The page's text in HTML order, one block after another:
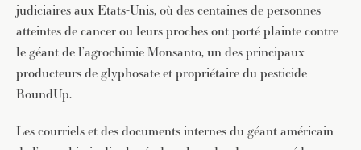
judiciaires aux Etats-Unis, où des centaines de personnes
atteintes de cancer ou leurs proches ont porté plainte contre
le géant de l’agrochimie Monsanto, un des principaux
producteurs de glyphosate et propriétaire du pesticide
RoundUp.
Les courriels et des documents internes du géant américain